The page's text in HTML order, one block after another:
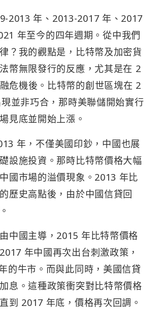
2013 年、2013-2017 年、2017
年至今的四年週期。從中我們
？我的觀點是，比特幣及加密貨
幣無限發行的反應，尤其是在 2
危機後。比特幣的創世區塊在 2
並非巧合，那時美聯儲開始實行
見底並開始上漲。
年，不僅美國印鈔，中國也展
設施投資。那時比特幣價格大幅
國市場的溢價現象。2013 年比
歷史高點後，由於中國信貸回
中國主導，2015 年比特幣價格
年中國再次出台刺激政策，
的牛市。而與此同時，美國信貸
息。這種政策衝突對比特幣價格
到 2017 年底，價格再次回調。